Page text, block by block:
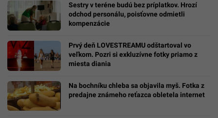
Sestry v teréne budú bez príplatkov. Hrozí
odchod personálu, poisťovne odmietli
kompenzácie
Prvý deň LOVESTREAMU odštartoval vo
veľkom. Pozri si exkluzívne fotky priamo z
miesta diania
Na bochníku chleba sa objavila myš. Fotka z
predajne známeho reťazca obletela internet